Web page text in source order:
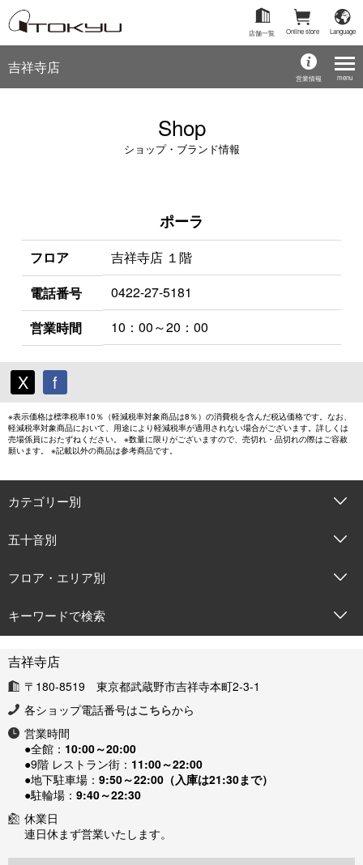
Language
Online store
店舗一覧
吉祥寺店
営業情報
Shop
ショップ・ブランド情報
ポーラ
フロア
吉祥寺店 １階
電話番号
0422-27-5181
営業時間
10：00～20：00
X f
※表示価格は標準税率10％（軽減税率対象商品は8％）の消費税を含んだ税込価格です。なお、
軽減税率対象商品において、用途により軽減税率が適用されない場合がございます。詳しくは
売場係員におたずねください。 ※数量に限りがございますので、売切れ・品切れの際はご容赦
願います。 ※記載以外の商品は参考商品です。
カテゴリー別
五十音別
フロア・エリア別
キーワードで検索
menu
吉祥寺店
〒180-8519 東京都武蔵野市吉祥寺本町2-3-1
各ショップ電話番号はこちらから
営業時間
●全館： 10:00～20:00
●9階 レストラン街： 11:00～22:00
●地下駐車場： 9:50～22:00（入庫は21:30まで）
●駐輪場： 9:40～22:30
休業日
連日休まず営業いたします。